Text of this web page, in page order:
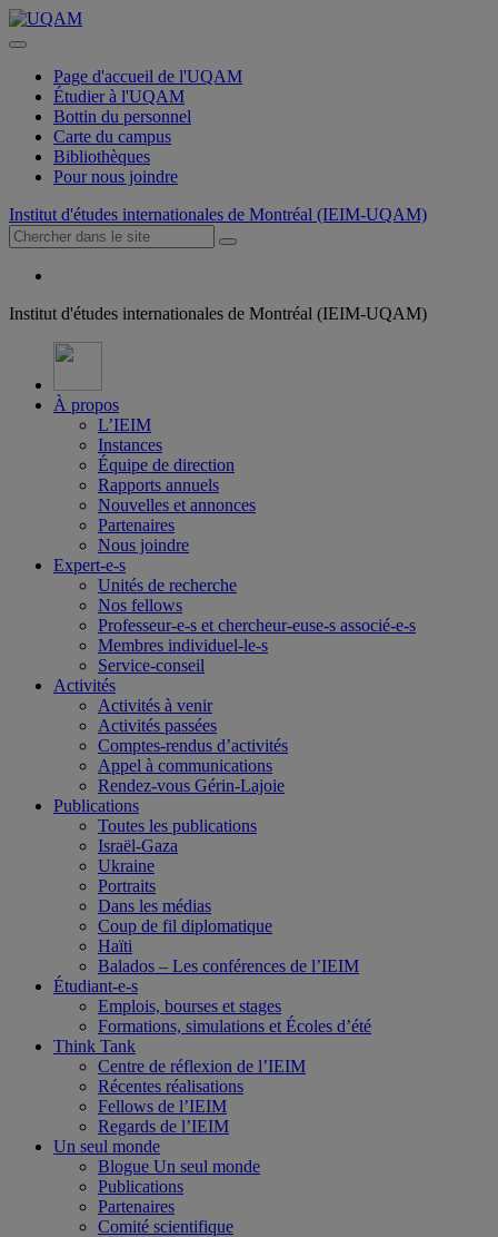
Page d'accueil de l'UQAM
Étudier à l'UQAM
Bottin du personnel
Carte du campus
Bibliothèques
Pour nous joindre
Institut d'études internationales de Montréal (IEIM-UQAM)
Institut d'études internationales de Montréal (IEIM-UQAM)
À propos
L’IEIM
Instances
Équipe de direction
Rapports annuels
Nouvelles et annonces
Partenaires
Nous joindre
Expert-e-s
Unités de recherche
Nos fellows
Professeur-e-s et chercheur-euse-s associé-e-s
Membres individuel-le-s
Service-conseil
Activités
Activités à venir
Activités passées
Comptes-rendus d’activités
Appel à communications
Rendez-vous Gérin-Lajoie
Publications
Toutes les publications
Israël-Gaza
Ukraine
Portraits
Dans les médias
Coup de fil diplomatique
Haïti
Balados – Les conférences de l’IEIM
Étudiant-e-s
Emplois, bourses et stages
Formations, simulations et Écoles d’été
Think Tank
Centre de réflexion de l’IEIM
Récentes réalisations
Fellows de l’IEIM
Regards de l’IEIM
Un seul monde
Blogue Un seul monde
Publications
Partenaires
Comité scientifique